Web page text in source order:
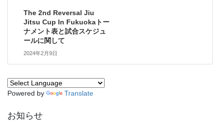
The 2nd Reversal Jiu
Jitsu Cup In Fukuokaトー
ナメント表と試合スケジュ
ールに関して
2024年2月9日
Powered by Translate
お知らせ